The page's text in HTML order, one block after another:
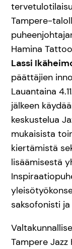
Tampere-
Hamina
Lassi
päättäjien
Lauantaina
jälkeen
keskustelua
mukaisista
kiertämistä
lisäämisestä
saksofonisti
Tampere